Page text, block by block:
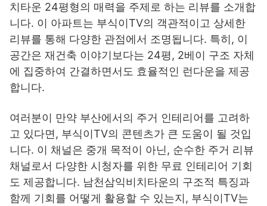
치타운 24평형의 매력을 주제로 하는 리뷰를 소개합
니다. 이 아파트는 부식이TV의 객관적이고 상세한
리뷰를 통해 다양한 관점에서 조명됩니다. 특히, 이
공간은 재건축 이야기보다는 24평, 2베이 구조 자체
에 집중하여 간결하면서도 효율적인 런다운을 제공
합니다.
여러분이 만약 부산에서의 주거 인테리어를 고려하
고 있다면, 부식이TV의 콘텐츠가 큰 도움이 될 것입
니다. 이 채널은 중개 목적이 아닌, 순수한 주거 리뷰
채널로서 다양한 시청자를 위한 무료 인테리어 기회
도 제공합니다. 남천삼익비치타운의 구조적 특징과
함께 기회를 어떻게 활용할 수 있는지, 부식이TV는